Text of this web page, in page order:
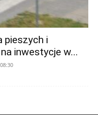
pieszych i
inwestycje w...